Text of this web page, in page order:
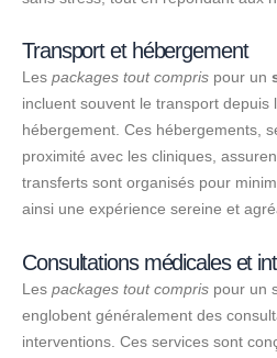
Transport et hébergement
Les packages tout compris pour un
incluent souvent le transport depuis
hébergement. Ces hébergements,
proximité avec les cliniques,
transferts sont organisés pour
ainsi une expérience sereine et
Consultations médicales et
Les packages tout compris pour un
englobent généralement des
interventions. Ces services sont